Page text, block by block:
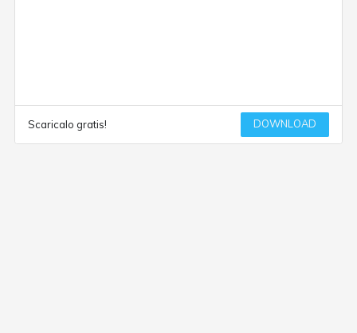
Scaricalo gratis! DOWNLOAD